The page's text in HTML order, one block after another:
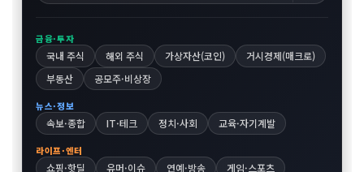
금융·투자
국내 주식 해외 주식 가상자산(코인)
거시경제(매크로)
부동산
공모주·비상장
뉴스·정보
속보·종합 IT·테크 정치·사회 교육·자기계발
라이프·엔터
쇼핑·핫딜 유머·이슈 연예·방송
게임·스포츠